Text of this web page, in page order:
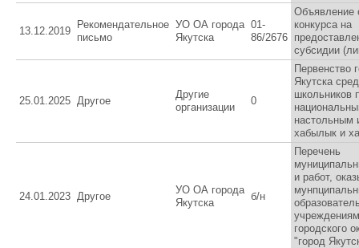
13.12.2019
Рекомендательное
письмо
УО ОА города
Якутска
01-
86/2676
Объявление
конкурса на
субсидии
25.01.2025 Другое
Другие
организации
0
Первенство
Якутска
школьников
настольным
хабылык и
24.01.2023 Другое
УО ОА города
Якутска
б/н
Перечень
и работ,
городского
"город